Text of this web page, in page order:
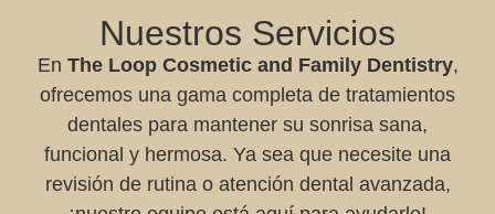
Nuestros Servicios
En The Loop Cosmetic and Family Dentistry
ofrecemos una gama completa de tratamientos
dentales para mantener su sonrisa sana,
funcional y hermosa. Ya sea que necesite una
revisión de rutina o atención dental avanzada,
¡nuestro equipo está aquí para ayudarle!